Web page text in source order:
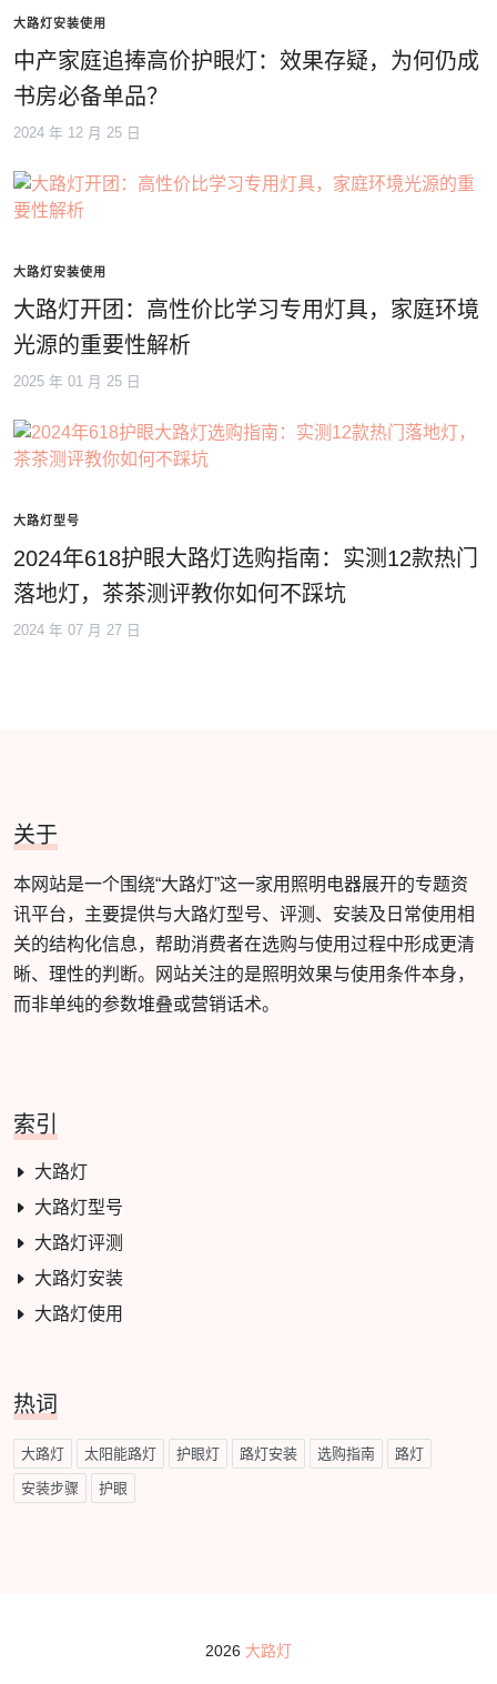
大路灯安装使用
中产家庭追捧高价护眼灯：效果存疑，为何仍成
书房必备单品？
2024 年 12 月 25 日
大路灯安装使用
大路灯开团：高性价比学习专用灯具，家庭环境
光源的重要性解析
2025 年 01 月 25 日
大路灯型号
2024年618护眼大路灯选购指南：实测12款热门
落地灯，茶茶测评教你如何不踩坑
2024 年 07 月 27 日
关于
本网站是一个围绕“大路灯”这一家用照明电器展开的专题资
讯平台，主要提供与大路灯型号、评测、安装及日常使用相
关的结构化信息，帮助消费者在选购与使用过程中形成更清
晰、理性的判断。网站关注的是照明效果与使用条件本身，
而非单纯的参数堆叠或营销话术。
索引
大路灯
大路灯型号
大路灯评测
大路灯安装
大路灯使用
热词
大路灯 太阳能路灯 护眼灯 路灯安装 选购指南 路灯
安装步骤 护眼
2026 大路灯